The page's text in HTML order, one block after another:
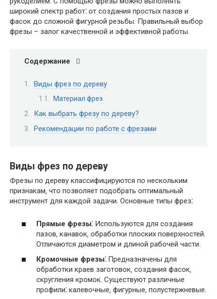
широкий спектр работ⁚ от создания простых пазов и
фасок до сложной фигурной резьбы. Правильный выбор
фрезы – залог качественной и эффективной работы.
Содержание
Виды фрез по дереву
Материал фрез
Как выбрать фрезу по дереву?
Рекомендации по работе с фрезами
Виды фрез по дереву
Фрезы по дереву классифицируются по нескольким
признакам‚ что позволяет подобрать оптимальный
инструмент для каждой задачи. Основные типы фрез⁚
Прямые фрезы⁚ Используются для создания
пазов‚ канавок‚ обработки плоских поверхностей.
Отличаются диаметром и длиной рабочей части.
Кромочные фрезы⁚ Предназначены для
обработки краев заготовок‚ создания фасок‚
скругления кромок. Существуют различные
профили⁚ калевочные‚ фигурные‚ полустержневые.